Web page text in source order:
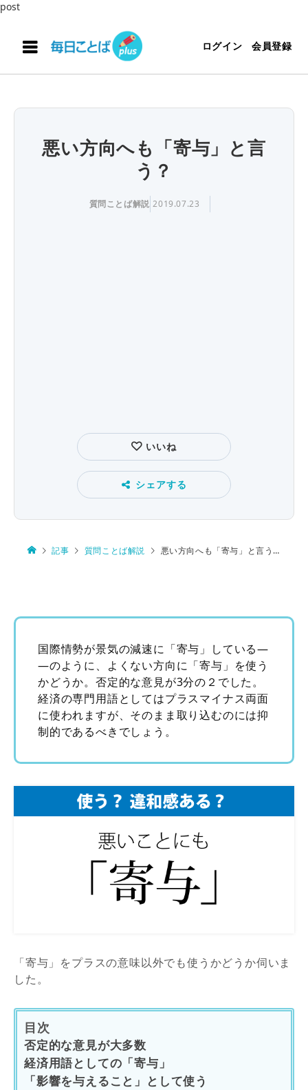
post
ログイン 会員登録
悪い方向へも「寄与」と言
う？
質問ことば解説 2019.07.23
いいね
シェアする
記事 質問ことば解説 悪い方向へも「寄与」と言う？
国際情勢が景気の減速に「寄与」している―
―のように、よくない方向に「寄与」を使う
かどうか。否定的な意見が3分の２でした。
経済の専門用語としてはプラスマイナス両面
に使われますが、そのまま取り込むのには抑
制的であるべきでしょう。
「寄与」をプラスの意味以外でも使うかどうか伺いま
した。
目次
否定的な意見が大多数
経済用語としての「寄与」
「影響を与えること」として使う